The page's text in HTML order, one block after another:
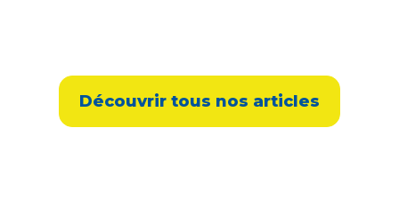
Découvrir tous nos articles